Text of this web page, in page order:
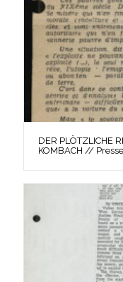
DER PLÖTZLICHE
KOMBACH //